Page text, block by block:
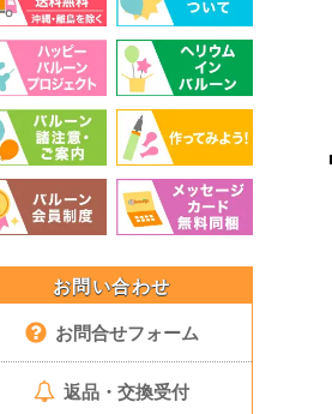
お問い合わせ
お問合せフォーム
返品・交換受付